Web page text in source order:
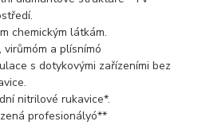
chemickým látkám.
a plísnímó
s dotykovými zařízeními bez
nitrilové rukavice*.
profesionályó**